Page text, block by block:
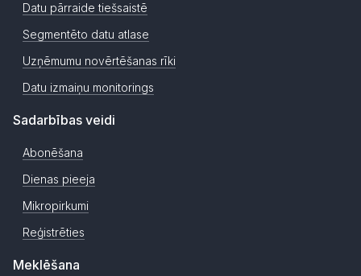
Datu pārraide tiešsaistē
Segmentēto datu atlase
Uzņēmumu novērtēšanas rīki
Datu izmaiņu monitorings
Sadarbības veidi
Abonēšana
Dienas pieeja
Mikropirkumi
Reģistrēties
Meklēšana